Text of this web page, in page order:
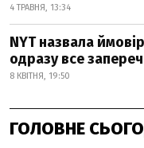
4 ТРАВНЯ, 13:34
NYT назвала
одразу все
8 КВІТНЯ, 19:50
ГОЛОВНЕ